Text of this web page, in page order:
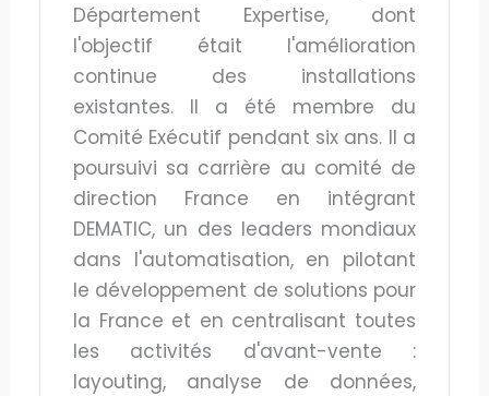
Département Expertise, dont
l'objectif était l'amélioration
continue des installations
existantes. Il a été membre du
Comité Exécutif pendant six ans. Il a
poursuivi sa carrière au comité de
direction France en intégrant
DEMATIC, un des leaders mondiaux
dans l'automatisation, en pilotant
le développement de solutions pour
la France et en centralisant toutes
les activités d'avant-vente :
layouting, analyse de données,